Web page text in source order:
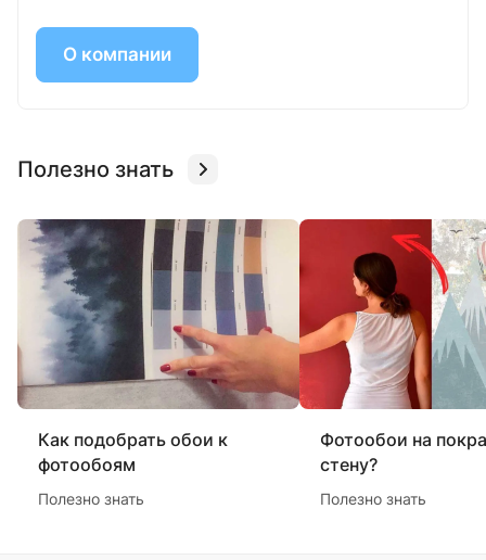
О компании
Полезно знать
Как подобрать обои к
фотообоям
Полезно знать
Фотообои на
стену?
Полезно знать